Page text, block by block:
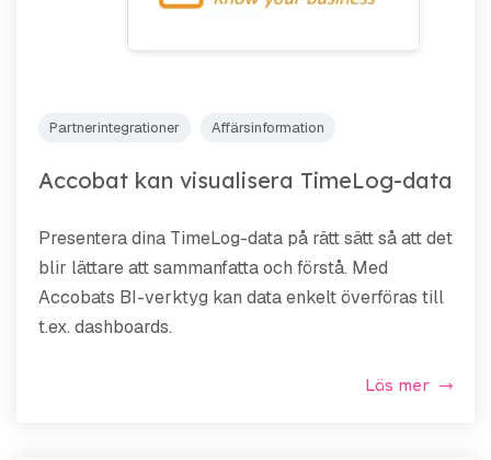
Partnerintegrationer Affärsinformation
Accobat kan visualisera TimeLog-data
Presentera dina TimeLog-data på rätt sätt så att det
blir lättare att sammanfatta och förstå. Med
Accobats BI-verktyg kan data enkelt överföras till
t.ex. dashboards.
Läs mer